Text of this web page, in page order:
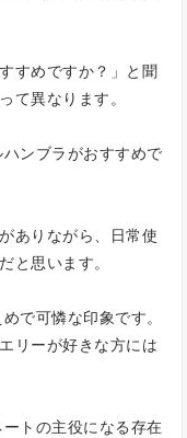
すめですか？」と聞
て異なります。
ンブラがおすすめで
ありながら、日常使
と思います。
で可憐な印象です。
リーが好きな方には
トの主役になる存在